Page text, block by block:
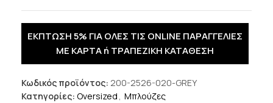
ΕΚΠΤΩΣΗ 5% ΓΙΑ ΟΛΕΣ ΤΙΣ ONLINE ΠΑΡΑΓΓΕΛΙΕΣ
ΜΕ ΚΑΡΤΑ ή ΤΡΑΠΕΖΙΚΗ ΚΑΤΑΘΕΣΗ
Κωδικός προϊόντος: 200-2526-020-GREY
Κατηγορίες: Oversized , Μπλούζες